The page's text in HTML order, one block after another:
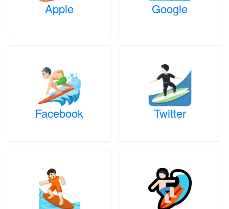
Apple Google
Facebook Twitter